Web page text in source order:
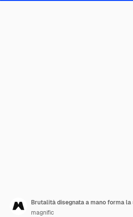
Brutalità disegnata a mano forma
magnific